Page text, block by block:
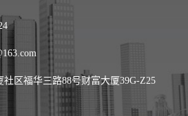
区福华三路88号财富大厦39G-Z25